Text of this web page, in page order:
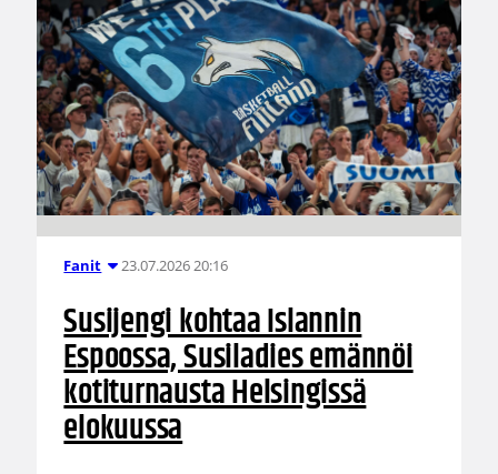
Fanit 23.07.2026 20:16
Susijengi kohtaa Islannin
Espoossa, Susiladies emännöi
kotiturnausta Helsingissä
elokuussa